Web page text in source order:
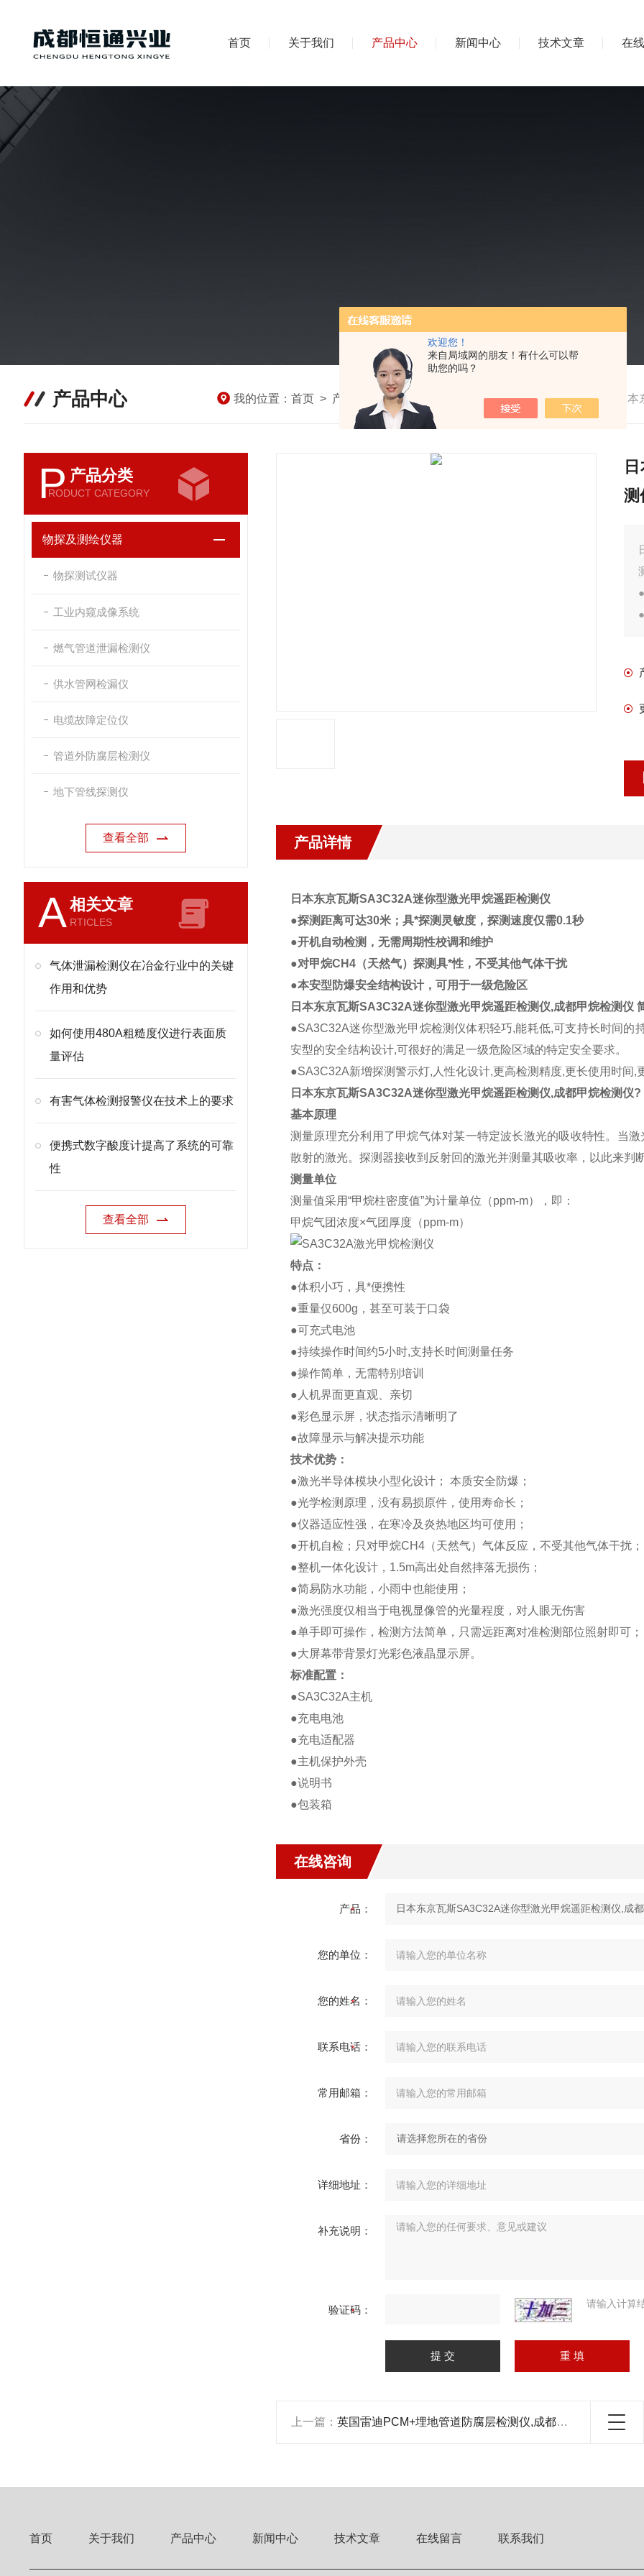
欢迎您！
来自局域网的朋友！有什么可以帮
助您的吗？
首页 关于我们 产品中心 新闻中心 技术文章 在
产品中心 我的位置： 首页 > 产品中心 >物探及测绘仪器 >燃气管道泄漏检测仪> 日
P 产品分类
RODUCT CATEGORY
物探及测绘仪器
物探测试仪器
工业内窥成像系统
燃气管道泄漏检测仪
供水管网检漏仪
电缆故障定位仪
管道外防腐层检测仪
地下管线探测仪
查看全部
A相关文章
RTICLES
气体泄漏检测仪在冶金行业中的关键
作用和优势
如何使用480A粗糙度仪进行表面质
量评估
有害气体检测报警仪在技术上的要求
便携式数字酸度计提高了系统的可靠
性
查看全部
测
产品详情
日本东京瓦斯SA3C32A迷你型激光甲烷遥距检测仪
●探测距离可达30米；具*探测灵敏度，探测速度仅需0.1秒
●开机自动检测，无需周期性校调和维护
●对甲烷CH4（天然气）探测具*性，不受其他气体干扰
●本安型防爆安全结构设计，可用于一级危险区
日本东京瓦斯SA3C32A迷你型激光甲烷遥距检测仪,成都甲烷检测仪
●SA3C32A迷你型激光甲烷检测仪体积轻巧,能耗低,可支持长时间
安型的安全结构设计,可很好的满足一级危险区域的特定安全要求。
●SA3C32A新增探测警示灯,人性化设计,更高检测精度,更长使用时间,
日本东京瓦斯SA3C32A迷你型激光甲烷遥距检测仪,成都甲烷检测仪
基本原理
测量原理充分利用了甲烷气体对某一特定波长激光的吸收特性。当
散射的激光。探测器接收到反射回的激光并测量其吸收率，以此来判
测量单位
测量值采用“甲烷柱密度值”为计量单位（ppm-m），即：
甲烷气团浓度×气团厚度（ppm-m）
特点：
●体积小巧，具*便携性
●重量仅600g，甚至可装于口袋
●可充式电池
●持续操作时间约5小时,支持长时间测量任务
●操作简单，无需特别培训
●人机界面更直观、亲切
●彩色显示屏，状态指示清晰明了
●故障显示与解决提示功能
技术优势：
●激光半导体模块小型化设计； 本质安全防爆；
●光学检测原理，没有易损原件，使用寿命长；
●仪器适应性强，在寒冷及炎热地区均可使用；
●开机自检；只对甲烷CH4（天然气）气体反应，不受其他气体干扰
●整机一体化设计，1.5m高出处自然摔落无损伤；
●简易防水功能，小雨中也能使用；
●激光强度仅相当于电视显像管的光量程度，对人眼无伤害
●单手即可操作，检测方法简单，只需远距离对准检测部位照射即可
●大屏幕带背景灯光彩色液晶显示屏。
标准配置 ：
●SA3C32A主机
●充电电池
●充电适配器
●主机保护外壳
●说明书
●包装箱
在线咨询
产品：
您的单位：
您的姓名：
联系电话：
常用邮箱：
省份：
详细地址：
补充说明：
验证码： 请输入计算
上一篇： 英国雷迪PCM+埋地管道防腐层检测仪,成都雷迪,管道防腐检测仪厂家
首页 关于我们 产品中心 新闻中心 技术文章 在线留言 联系我们